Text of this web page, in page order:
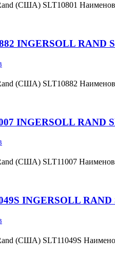
(США) SLT10801
INGERSOLL RAND
(США) SLT10882
INGERSOLL RAND
(США) SLT11007
INGERSOLL RAND
(США) SLT11049S